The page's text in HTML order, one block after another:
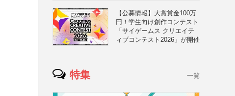
【公募情報】大賞賞金100万
円！学生向け創作コンテスト
「サイゲームス クリエイテ
ィブコンテスト2026」が開催
特集 一覧